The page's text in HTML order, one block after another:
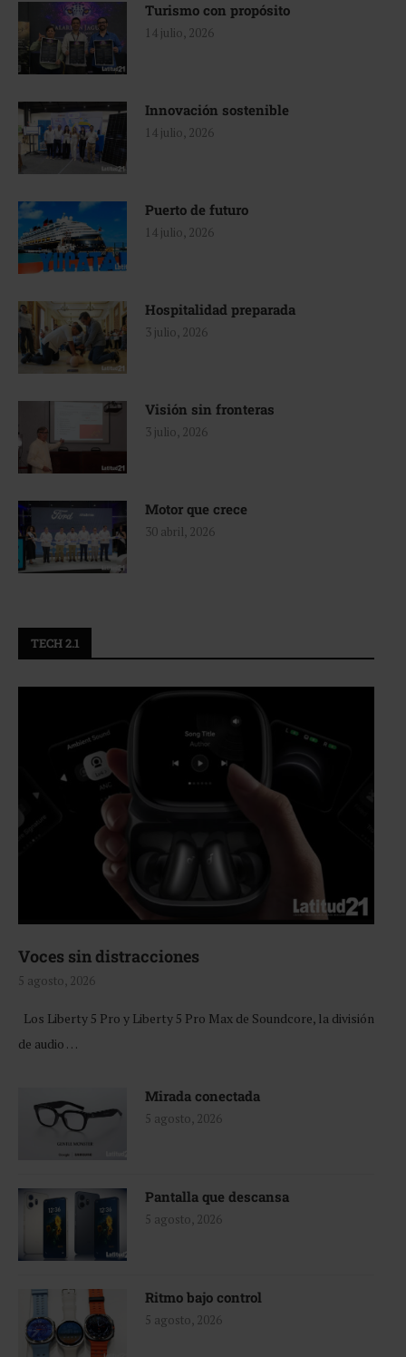
Turismo con propósito
14 julio, 2026
Innovación sostenible
14 julio, 2026
Puerto de futuro
14 julio, 2026
Hospitalidad preparada
3 julio, 2026
Visión sin fronteras
3 julio, 2026
Motor que crece
30 abril, 2026
TECH 2.1
Voces sin distracciones
5 agosto, 2026
Los Liberty 5 Pro y Liberty 5 Pro Max de Soundcore, la división
de audio …
Mirada conectada
5 agosto, 2026
Pantalla que descansa
5 agosto, 2026
Ritmo bajo control
5 agosto, 2026